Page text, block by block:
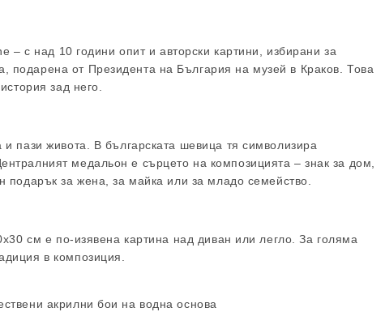
– с над 10 години опит и авторски картини, избирани за
от Президента на България на музей в Краков. Това
зад него.
пази живота. В българската шевица тя символизира
медальон е сърцето на композицията – знак за дом,
подарък за жена, за майка или за младо семейство.
см е по-изявена картина над диван или легло. За голяма
в композиция.
акрилни бои на водна основа